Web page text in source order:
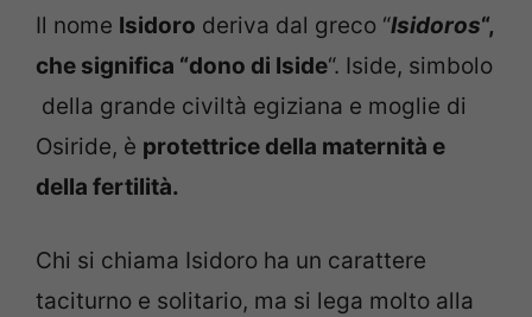
Il nome Isidoro deriva dal greco “Isidoros“,
che significa “dono di Iside“. Iside, simbolo
della grande civiltà egiziana e moglie di
Osiride, è protettrice della maternità e
della fertilità.
Chi si chiama Isidoro ha un carattere
taciturno e solitario, ma si lega molto alla